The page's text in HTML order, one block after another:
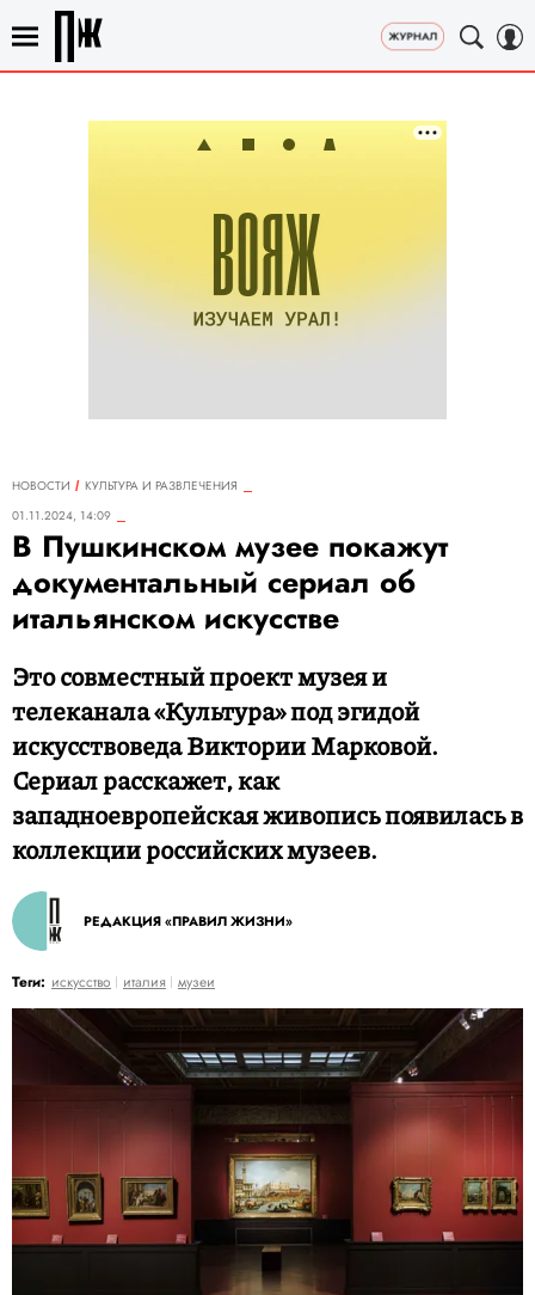
НОВОСТИ
КУЛЬТУРА И РАЗВЛЕЧЕНИЯ
01.11.2024, 14:09
В Пушкинском музее покажут
документальный сериал об
итальянском искусстве
Это совместный проект музея и
телеканала «Культура» под эгидой
искусствоведа Виктории Марковой.
Сериал расскажет, как
западноевропейская живопись появилась в
коллекции российских музеев.
РЕДАКЦИЯ «ПРАВИЛ ЖИЗНИ»
Теги: искусство италия музеи